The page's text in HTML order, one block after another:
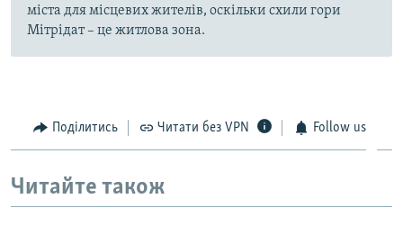
міста для місцевих жителів, оскільки схили гори
Мітрідат – це житлова зона.
Поділитись Читати без VPN Follow us
Читайте також